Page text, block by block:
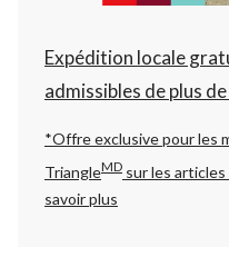
Expédition locale
admissibles de plus
*Offre exclusive pour les
TriangleMD sur les
savoir plus